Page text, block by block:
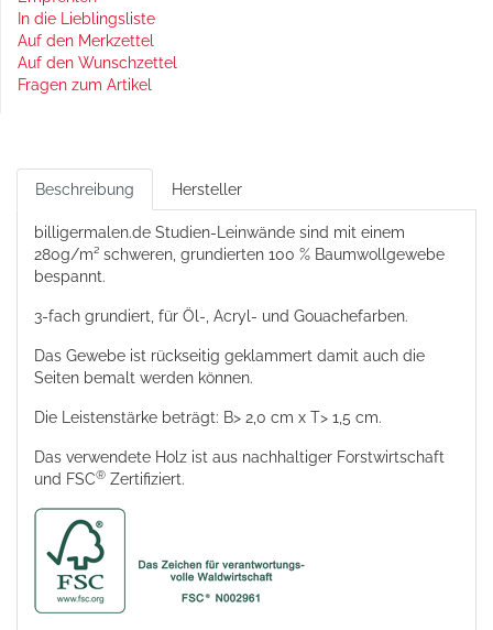
In die Lieblingsliste
Auf den Merkzettel
Auf den Wunschzettel
Fragen zum Artikel
Beschreibung Hersteller
billigermalen.de Studien-Leinwände sind mit einem
280g/m² schweren, grundierten 100 % Baumwollgewebe
bespannt.
3-fach grundiert, für Öl-, Acryl- und Gouachefarben.
Das Gewebe ist rückseitig geklammert damit auch die
Seiten bemalt werden können.
Die Leistenstärke beträgt: B> 2,0 cm x T> 1,5 cm.
Das verwendete Holz ist aus nachhaltiger Forstwirtschaft
und FSC® Zertifiziert.